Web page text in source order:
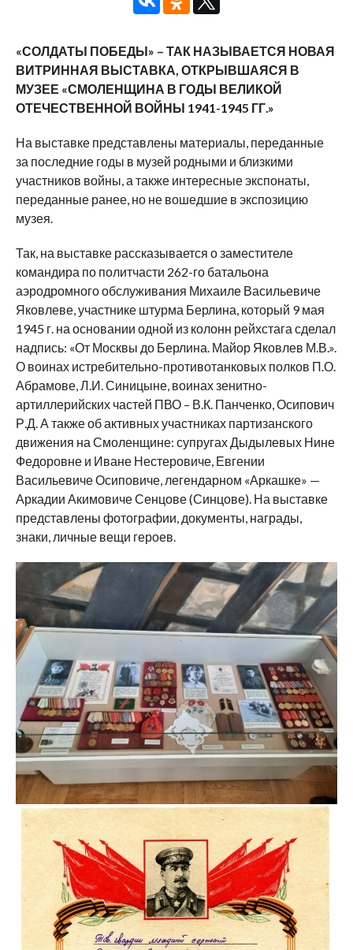
«СОЛДАТЫ ПОБЕДЫ» – ТАК НАЗЫВАЕТСЯ НОВАЯ
ВИТРИННАЯ ВЫСТАВКА, ОТКРЫВШАЯСЯ В
МУЗЕЕ «СМОЛЕНЩИНА В ГОДЫ ВЕЛИКОЙ
ОТЕЧЕСТВЕННОЙ ВОЙНЫ 1941-1945 ГГ.»
На выставке представлены материалы, переданные
за последние годы в музей родными и близкими
участников войны, а также интересные экспонаты,
переданные ранее, но не вошедшие в экспозицию
музея.
Так, на выставке рассказывается о заместителе
командира по политчасти 262-го батальона
аэродромного обслуживания Михаиле Васильевиче
Яковлеве, участнике штурма Берлина, который 9 мая
1945 г. на основании одной из колонн рейхстага сделал
надпись: «От Москвы до Берлина. Майор Яковлев М.В.».
О воинах истребительно-противотанковых полков П.О.
Абрамове, Л.И. Синицыне, воинах зенитно-
артиллерийских частей ПВО – В.К. Панченко, Осипович
Р.Д. А также об активных участниках партизанского
движения на Смоленщине: супругах Дыдылевых Нине
Федоровне и Иване Нестеровиче, Евгении
Васильевиче Осиповиче, легендарном «Аркашке» —
Аркадии Акимовиче Сенцове (Синцове). На выставке
представлены фотографии, документы, награды,
знаки, личные вещи героев.